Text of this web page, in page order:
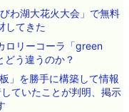
わ湖大花火大会」で無料
してきた
ロリーコーラ「green
う違うのか？
」を勝手に構築して情報
ていたことが判明、掲示